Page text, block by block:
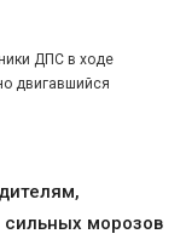
ДПС в ходе
двигавшийся
морозов